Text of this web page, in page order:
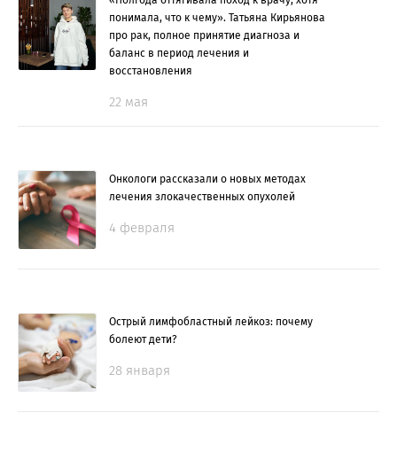
понимала, что к чему». Татьяна Кирьянова
про рак, полное принятие диагноза и
баланс в период лечения и
восстановления
22 мая
Онкологи рассказали о новых методах
лечения злокачественных опухолей
4 февраля
Острый лимфобластный лейкоз: почему
болеют дети?
28 января